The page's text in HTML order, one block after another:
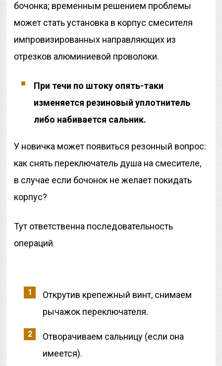
бочонка; временным решением проблемы
может стать установка в корпус смесителя
импровизированных направляющих из
отрезков алюминиевой проволоки.
При течи по штоку опять-таки
изменяется резиновый уплотнитель
либо набивается сальник.
У новичка может появиться резонный вопрос:
как снять переключатель душа на смесителе,
в случае если бочонок не желает покидать
корпус?
Тут ответственна последовательность
операций.
Открутив крепежный винт, снимаем
рычажок переключателя.
Отворачиваем сальницу (если она
имеется).